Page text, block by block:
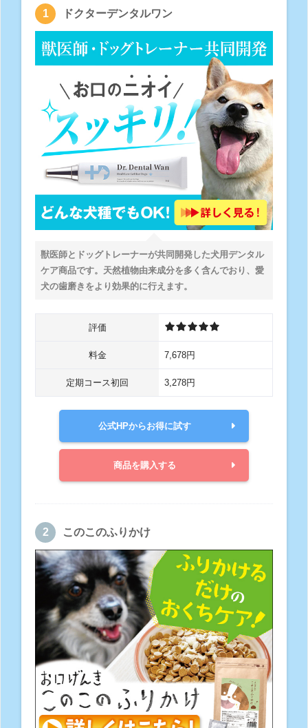
ドクターデンタルワン
獣医師とドッグトレーナーが共同開発した犬用デンタル
ケア商品です。天然植物由来成分を多く含んでおり、愛
犬の歯磨きをより効果的に行えます。
評価
料金 7,678円
定期コース初回 3,278円
公式HPからお得に試す
商品を購入する
このこのふりかけ